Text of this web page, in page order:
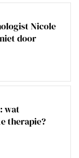
Nicole
niet door
wat
therapie?